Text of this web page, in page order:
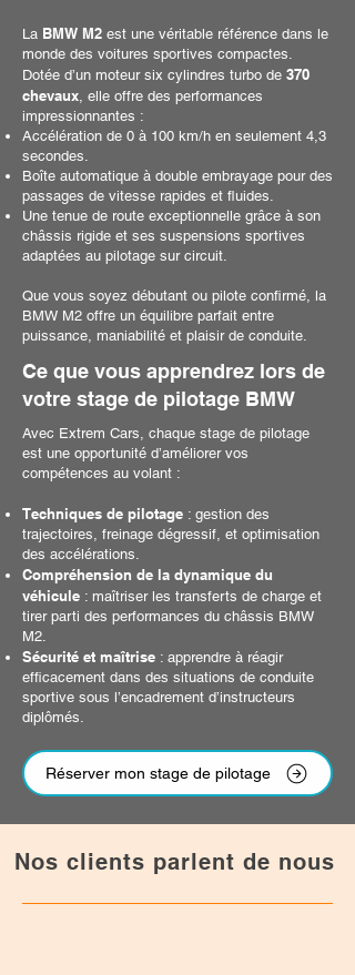
La BMW M2 est une véritable référence dans le
monde des voitures sportives compactes.
Dotée d’un moteur six cylindres turbo de 370
chevaux, elle offre des performances
impressionnantes :
Accélération de 0 à 100 km/h en seulement 4,3
secondes.
Boîte automatique à double embrayage pour des
passages de vitesse rapides et fluides.
Une tenue de route exceptionnelle grâce à son
châssis rigide et ses suspensions sportives
adaptées au pilotage sur circuit.
Que vous soyez débutant ou pilote confirmé, la
BMW M2 offre un équilibre parfait entre
puissance, maniabilité et plaisir de conduite.
Ce que vous apprendrez lors de
votre stage de pilotage BMW
Avec Extrem Cars, chaque stage de pilotage
est une opportunité d’améliorer vos
compétences au volant :
Techniques de pilotage : gestion des
trajectoires, freinage dégressif, et optimisation
des accélérations.
Compréhension de la dynamique du
véhicule : maîtriser les transferts de charge et
tirer parti des performances du châssis BMW
M2.
Sécurité et maîtrise : apprendre à réagir
efficacement dans des situations de conduite
sportive sous l’encadrement d’instructeurs
diplômés.
Réserver mon stage de pilotage
Nos c lients parlent de nous